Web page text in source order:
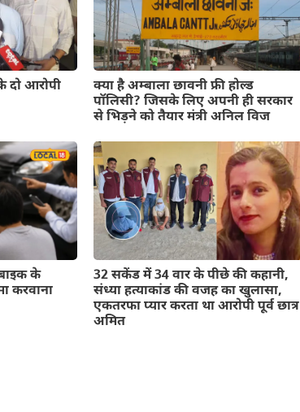
दो आरोपी
क्या है अम्बाला छावनी फ्री होल्ड
पॉलिसी? जिसके लिए अपनी ही सरकार
से भिड़ने को तैयार मंत्री अनिल विज
के
करवाना
32 सकेंड में 34 वार के पीछे की कहानी,
संध्या हत्याकांड की वजह का खुलासा,
एकतरफा प्यार करता था आरोपी पूर्व छात्र
अमित